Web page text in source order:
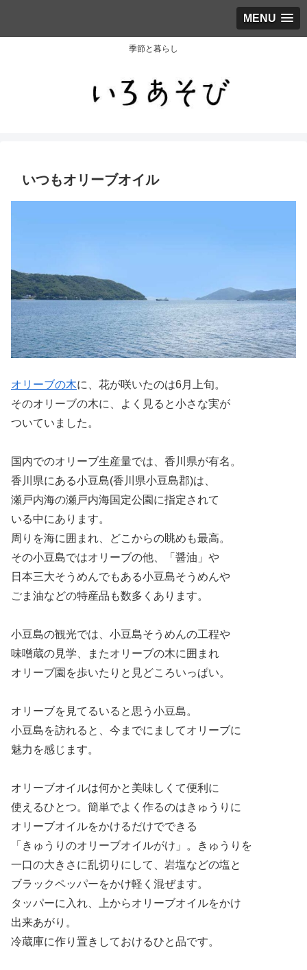
MENU
季節と暮らし
いつもオリーブオイル
オリーブの木に、花が咲いたのは6月上旬。
そのオリーブの木に、よく見ると小さな実が
ついていました。
国内でのオリーブ生産量では、香川県が有名。
香川県にある小豆島(香川県小豆島郡)は、
瀬戸内海の瀬戸内海国定公園に指定されて
いる中にあります。
周りを海に囲まれ、どこからの眺めも最高。
その小豆島ではオリーブの他、「醤油」や
日本三大そうめんでもある小豆島そうめんや
ごま油などの特産品も数多くあります。
小豆島の観光では、小豆島そうめんの工程や
味噌蔵の見学、またオリーブの木に囲まれ
オリーブ園を歩いたりと見どころいっぱい。
オリーブを見てるいると思う小豆島。
小豆島を訪れると、今までにましてオリーブに
魅力を感じます。
オリーブオイルは何かと美味しくて便利に
使えるひとつ。簡単でよく作るのはきゅうりに
オリーブオイルをかけるだけでできる
「きゅうりのオリーブオイルがけ」。きゅうりを
一口の大きさに乱切りにして、岩塩などの塩と
ブラックペッパーをかけ軽く混ぜます。
タッパーに入れ、上からオリーブオイルをかけ
出来あがり。
冷蔵庫に作り置きしておけるひと品です。